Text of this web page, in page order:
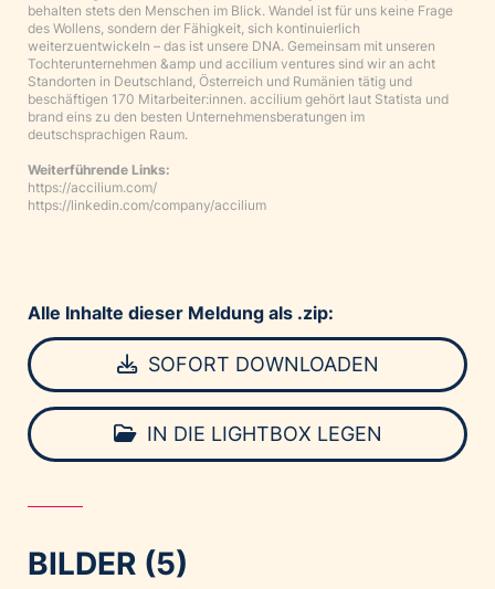
behalten stets den Menschen im Blick. Wandel ist für uns keine Frage
des Wollens, sondern der Fähigkeit, sich kontinuierlich
weiterzuentwickeln – das ist unsere DNA. Gemeinsam mit unseren
Tochterunternehmen &amp und accilium ventures sind wir an acht
Standorten in Deutschland, Österreich und Rumänien tätig und
beschäftigen 170 Mitarbeiter:innen. accilium gehört laut Statista und
brand eins zu den besten Unternehmensberatungen im
deutschsprachigen Raum.
Weiterführende Links:
https://accilium.com/
https://linkedin.com/company/accilium
Alle Inhalte dieser Meldung als .zip:
SOFORT DOWNLOADEN
IN DIE LIGHTBOX LEGEN
BILDER (5)